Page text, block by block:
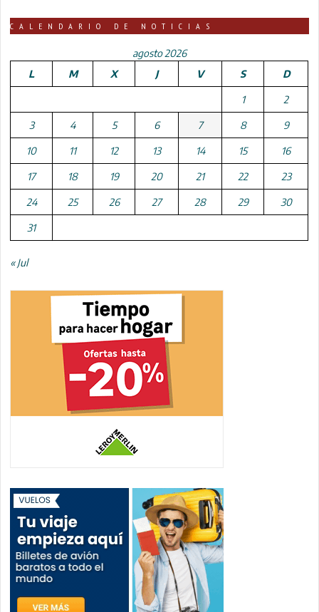
CALENDARIO DE NOTICIAS
agosto 2026
L
M X J V S D
1 2
3 4 5 6 7 8 9
10 11 12 13 14 15 16
17 18 19 20 21 22 23
24 25 26 27 28 29 30
31
« Jul